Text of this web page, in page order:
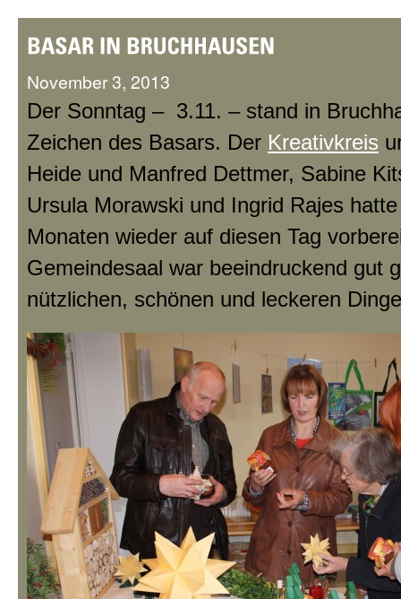
November 3, 2013
Der Sonntag – 3.11. – stand in
Zeichen des Basars. Der Kreativkreis
Heide und Manfred Dettmer, Sabine
Ursula Morawski und Ingrid Rajes
Monaten wieder auf diesen Tag
Gemeindesaal war beeindruckend gut
nützlichen, schönen und leckeren